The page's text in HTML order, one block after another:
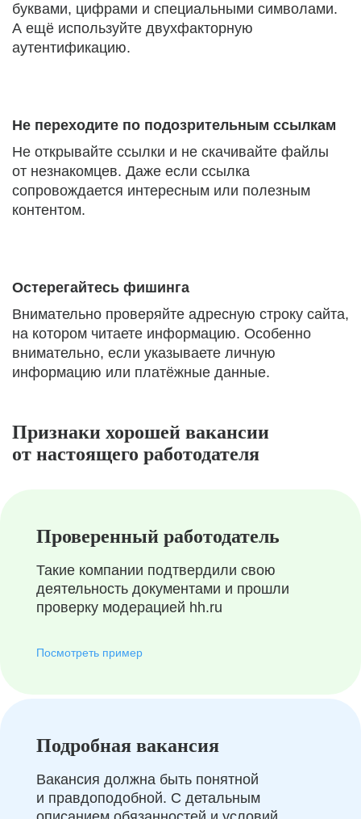
буквами, цифрами и специальными символами.
А ещё используйте двухфакторную
аутентификацию.
Не переходите по подозрительным ссылкам
Не открывайте ссылки и не скачивайте файлы
от незнакомцев. Даже если ссылка
сопровождается интересным или полезным
контентом.
Остерегайтесь фишинга
Внимательно проверяйте адресную строку сайта,
на котором читаете информацию. Особенно
внимательно, если указываете личную
информацию или платёжные данные.
Признаки хорошей вакансии
от настоящего работодателя
Проверенный работодатель
Такие компании подтвердили свою
деятельность документами и прошли
проверку модерацией hh.ru
Посмотреть пример
Подробная вакансия
Вакансия должна быть понятной
и правдоподобной. С детальным